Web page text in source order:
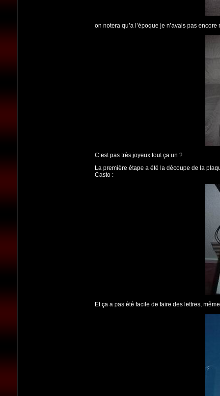
on notera qu’a l’époque je n’avais pas
C’est pas très joyeux tout ça un ?
La première étape a été la découpe de la
Casto :
Et ça a pas été facile de faire des lettres,